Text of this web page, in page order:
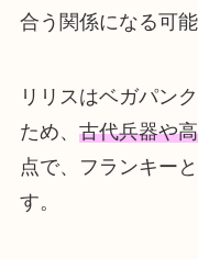
合う関係になる可
リリスはベガパン
ため、 古代兵器や
点で、フランキー
す。